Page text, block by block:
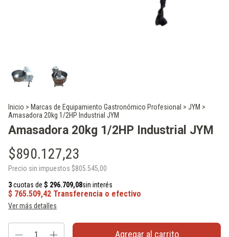
Inicio > Marcas de Equipamiento Gastronómico Profesional > JYM >
Amasadora 20kg 1/2HP Industrial JYM
Amasadora 20kg 1/2HP Industrial JYM
$890.127,23
Precio sin impuestos $805.545,00
Ver más detalles